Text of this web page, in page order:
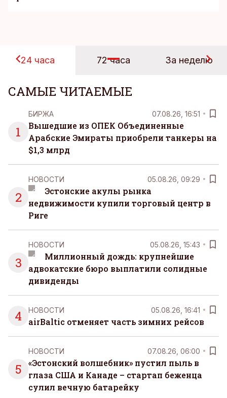
24 часа 72 часа За неделю
САМЫЕ ЧИТАЕМЫЕ
1
БИРЖА 07.08.26, 16:51
Вышедшие из ОПЕК Объединенные
Арабские Эмираты приобрели танкеры на
$1,3 млрд
2
НОВОСТИ 05.08.26, 09:29
Эстонские акулы рынка
недвижимости купили торговый центр в
Риге
3
НОВОСТИ 05.08.26, 15:43
Миллионный дождь: крупнейшие
адвокатские бюро выплатили солидные
дивиденды
4 НОВОСТИ 05.08.26, 16:41
airBaltic отменяет часть зимних рейсов
5
НОВОСТИ 07.08.26, 06:00
«Эстонский волшебник» пустил пыль в
глаза США и Канаде – стартап беженца
сулил вечную батарейку